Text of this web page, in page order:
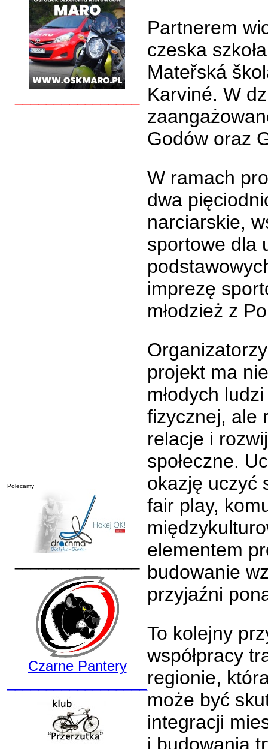
Polecamy
Czarne Pantery
Partnerem
czeska
Mateřská
Karviné. W
Godów oraz
W ramach
dwa
narciarskie,
sportowe dla
imprezę
młodzież z
projekt ma
młodych
fizycznej, ale
relacje i
społeczne.
okazję uczyć
fair play,
elementem
budowanie
przyjaźni
To kolejny
współpracy
regionie,
może być
integracji
i budowania